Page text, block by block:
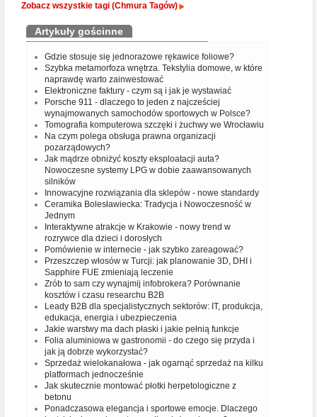
Zobacz wszystkie tagi (Chmura Tagów)
Artykuły gościnne
Gdzie stosuje się jednorazowe rękawice foliowe?
Szybka metamorfoza wnętrza. Tekstylia domowe, w które
naprawdę warto zainwestować
Elektroniczne faktury - czym są i jak je wystawiać
Porsche 911 - dlaczego to jeden z najcześciej
wynajmowanych samochodów sportowych w Polsce?
Tomografia komputerowa szczęki i żuchwy we Wrocławiu
Na czym polega obsługa prawna organizacji
pozarządowych?
Jak mądrze obniżyć koszty eksploatacji auta?
Nowoczesne systemy LPG w dobie zaawansowanych
silników
Innowacyjne rozwiązania dla sklepów - nowe standardy
Ceramika Bolesławiecka: Tradycja i Nowoczesność w
Jednym
Interaktywne atrakcje w Krakowie - nowy trend w
rozrywce dla dzieci i dorosłych
Pomówienie w internecie - jak szybko zareagować?
Przeszczep włosów w Turcji: jak planowanie 3D, DHI i
Sapphire FUE zmieniają leczenie
Zrób to sam czy wynajmij infobrokera? Porównanie
kosztów i czasu researchu B2B
Leady B2B dla specjalistycznych sektorów: IT, produkcja,
edukacja, energia i ubezpieczenia
Jakie warstwy ma dach płaski i jakie pełnią funkcje
Folia aluminiowa w gastronomii - do czego się przyda i
jak ją dobrze wykorzystać?
Sprzedaż wielokanałowa - jak ogarnąć sprzedaż na kilku
platformach jednocześnie
Jak skutecznie montować płotki herpetologiczne z
betonu
Ponadczasowa elegancja i sportowe emocje. Dlaczego